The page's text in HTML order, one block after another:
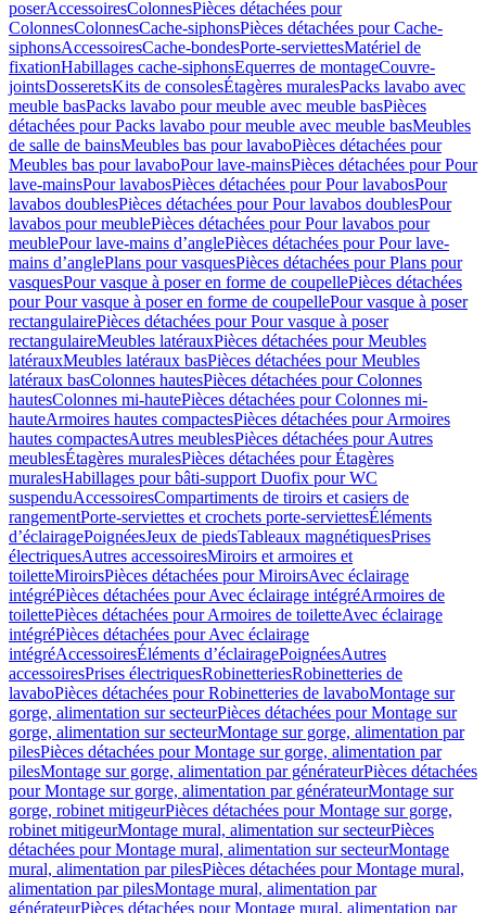
poserAccessoiresColonnesPièces détachées pour
ColonnesColonnesCache-siphonsPièces détachées pour Cache-
siphonsAccessoiresCache-bondesPorte-serviettesMatériel de
fixationHabillages cache-siphonsEquerres de montageCouvre-
jointsDosseretsKits de consolesÉtagères muralesPacks lavabo avec
meuble basPacks lavabo pour meuble avec meuble basPièces
détachées pour Packs lavabo pour meuble avec meuble basMeubles
de salle de bainsMeubles bas pour lavaboPièces détachées pour
Meubles bas pour lavaboPour lave-mainsPièces détachées pour Pour
lave-mainsPour lavabosPièces détachées pour Pour lavabosPour
lavabos doublesPièces détachées pour Pour lavabos doublesPour
lavabos pour meublePièces détachées pour Pour lavabos pour
meublePour lave-mains d’anglePièces détachées pour Pour lave-
mains d’anglePlans pour vasquesPièces détachées pour Plans pour
vasquesPour vasque à poser en forme de coupellePièces détachées
pour Pour vasque à poser en forme de coupellePour vasque à poser
rectangulairePièces détachées pour Pour vasque à poser
rectangulaireMeubles latérauxPièces détachées pour Meubles
latérauxMeubles latéraux basPièces détachées pour Meubles
latéraux basColonnes hautesPièces détachées pour Colonnes
hautesColonnes mi-hautePièces détachées pour Colonnes mi-
hauteArmoires hautes compactesPièces détachées pour Armoires
hautes compactesAutres meublesPièces détachées pour Autres
meublesÉtagères muralesPièces détachées pour Étagères
muralesHabillages pour bâti-support Duofix pour WC
suspenduAccessoiresCompartiments de tiroirs et casiers de
rangementPorte-serviettes et crochets porte-serviettesÉléments
d’éclairagePoignéesJeux de piedsTableaux magnétiquesPrises
électriquesAutres accessoiresMiroirs et armoires et
toiletteMiroirsPièces détachées pour MiroirsAvec éclairage
intégréPièces détachées pour Avec éclairage intégréArmoires de
toilettePièces détachées pour Armoires de toiletteAvec éclairage
intégréPièces détachées pour Avec éclairage
intégréAccessoiresÉléments d’éclairagePoignéesAutres
accessoiresPrises électriquesRobinetteriesRobinetteries de
lavaboPièces détachées pour Robinetteries de lavaboMontage sur
gorge, alimentation sur secteurPièces détachées pour Montage sur
gorge, alimentation sur secteurMontage sur gorge, alimentation par
pilesPièces détachées pour Montage sur gorge, alimentation par
pilesMontage sur gorge, alimentation par générateurPièces détachées
pour Montage sur gorge, alimentation par générateurMontage sur
gorge, robinet mitigeurPièces détachées pour Montage sur gorge,
robinet mitigeurMontage mural, alimentation sur secteurPièces
détachées pour Montage mural, alimentation sur secteurMontage
mural, alimentation par pilesPièces détachées pour Montage mural,
alimentation par pilesMontage mural, alimentation par
générateurPièces détachées pour Montage mural, alimentation par